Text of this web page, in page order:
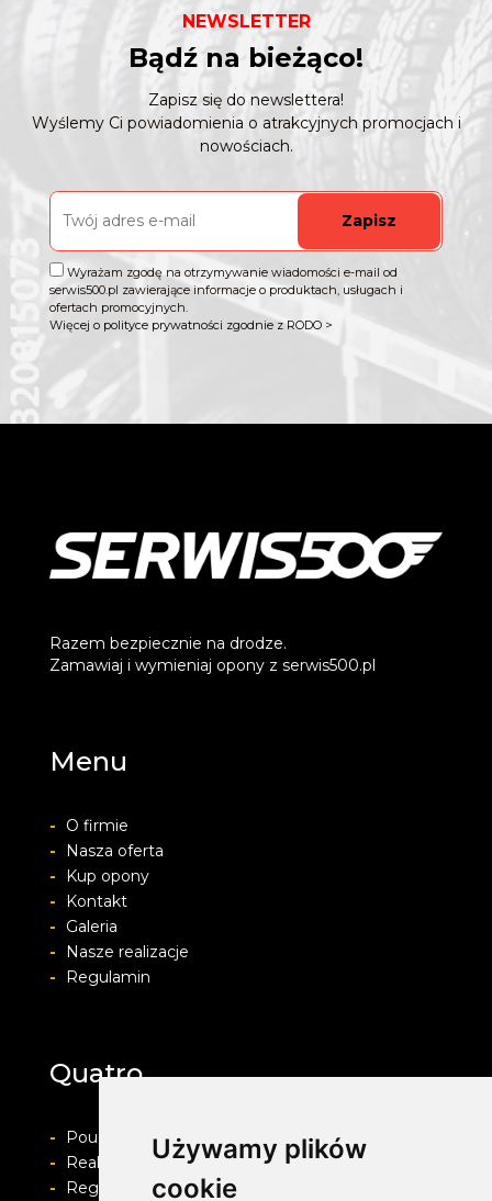
Używamy plików
cookie
NEWSLETTER
Bądź na bieżąco!
Zapisz się do newslettera!
Wyślemy Ci powiadomienia o atrakcyjnych promocjach i
nowościach.
Zapisz
Wyrażam zgodę na otrzymywanie wiadomości e-mail od
serwis500.pl zawierające informacje o produktach, usługach i
ofertach promocyjnych.
Więcej o polityce prywatności zgodnie z RODO >
Razem bezpiecznie na drodze.
Zamawiaj i wymieniaj opony z serwis500.pl
Menu
-
O firmie
-
Nasza oferta
-
Kup opony
-
Kontakt
-
Galeria
-
Nasze realizacje
-
Regulamin
Quatro
-
Pouczenie o prawie do odstapienia od umowy
-
Realizacja zamówienia i formy płatności
-
Regulamin i Polityka prywatności